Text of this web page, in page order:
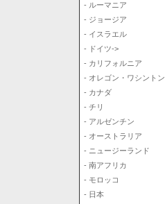
- ルーマニア
- ジョージア
- イスラエル
- ドイツ->
- カリフォルニア
- オレゴン・ワシントン
- カナダ
- チリ
- アルゼンチン
- オーストラリア
- ニュージーランド
- 南アフリカ
- モロッコ
- 日本